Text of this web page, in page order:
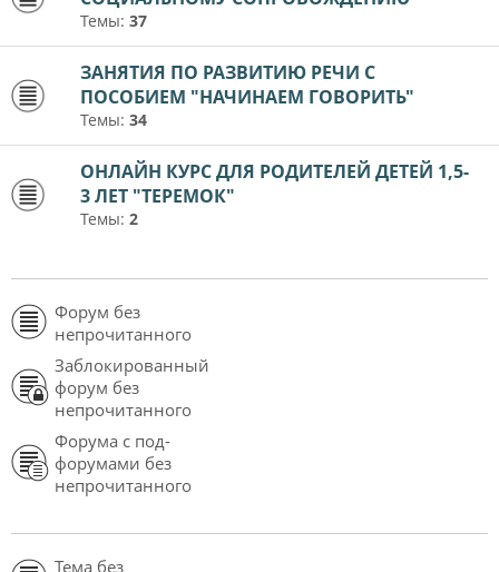
Темы: 37
ЗАНЯТИЯ ПО РАЗВИТИЮ РЕЧИ С
ПОСОБИЕМ "НАЧИНАЕМ ГОВОРИТЬ"
Темы: 34
ОНЛАЙН КУРС ДЛЯ РОДИТЕЛЕЙ ДЕТЕЙ 1,5-
3 ЛЕТ "ТЕРЕМОК"
Темы: 2
Форум без
непрочитанного
Заблокированный
форум без
непрочитанного
Форума с под-
форумами без
непрочитанного
Тема без